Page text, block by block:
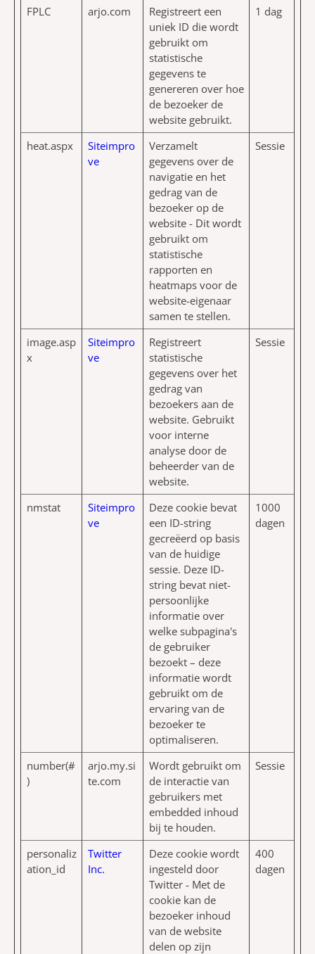
FPLC arjo.com
Registreert een
uniek ID die wordt
gebruikt om
statistische
gegevens te
genereren over hoe
de bezoeker de
website gebruikt.
1 dag
heat.aspx
Siteimpro
ve
Verzamelt
gegevens over de
navigatie en het
gedrag van de
bezoeker op de
website - Dit wordt
gebruikt om
statistische
rapporten en
heatmaps voor de
website-eigenaar
samen te stellen.
Sessie
image.asp
x
Siteimpro
ve
Registreert
statistische
gegevens over het
gedrag van
bezoekers aan de
website. Gebruikt
voor interne
analyse door de
beheerder van de
website.
Sessie
nmstat
Siteimpro
ve
Deze cookie bevat
een ID-string
gecreëerd op basis
van de huidige
sessie. Deze ID-
string bevat niet-
persoonlijke
informatie over
welke subpagina's
de gebruiker
bezoekt – deze
informatie wordt
gebruikt om de
ervaring van de
bezoeker te
optimaliseren.
1000
dagen
number(#
)
arjo.my.si
te.com
Wordt gebruikt om
de interactie van
gebruikers met
embedded inhoud
bij te houden.
Sessie
personaliz
ation_id
Twitter
Inc.
Deze cookie wordt
ingesteld door
Twitter - Met de
cookie kan de
bezoeker inhoud
van de website
delen op zijn
400
dagen